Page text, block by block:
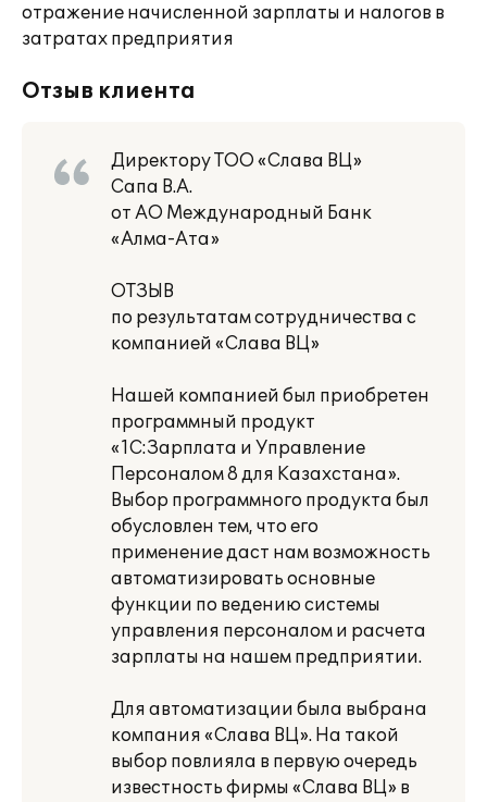
отражение начисленной зарплаты и налогов в
затратах предприятия
Отзыв клиента
Директору ТОО «Слава ВЦ»
Сапа В.А.
от АО Международный Банк
«Алма-Ата»
ОТЗЫВ
по результатам сотрудничества с
компанией «Слава ВЦ»
Нашей компанией был приобретен
программный продукт
«1С:Зарплата и Управление
Персоналом 8 для Казахстана».
Выбор программного продукта был
обусловлен тем, что его
применение даст нам возможность
автоматизировать основные
функции по ведению системы
управления персоналом и расчета
зарплаты на нашем предприятии.
Для автоматизации была выбрана
компания «Слава ВЦ». На такой
выбор повлияла в первую очередь
известность фирмы «Слава ВЦ» в